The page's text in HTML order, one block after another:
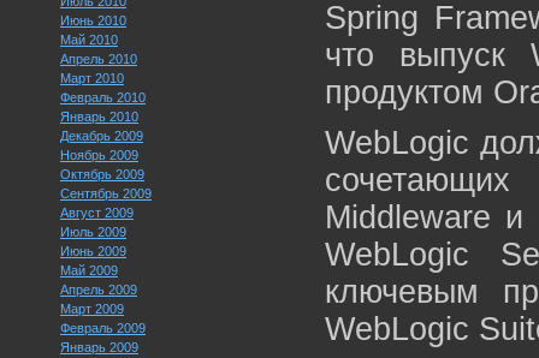
Июнь 2010
Май 2010
Апрель 2010
Март 2010
Февраль 2010
Январь 2010
Декабрь 2009
Ноябрь 2009
Октябрь 2009
Сентябрь 2009
Август 2009
Июль 2009
Июнь 2009
Май 2009
Апрель 2009
Март 2009
Февраль 2009
Январь 2009
Spring
что выпуск
продуктом
WebLogic
Middleware
WebLogic
ключевым
WebLogic